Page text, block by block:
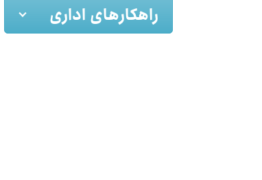
راهکارهای اداری